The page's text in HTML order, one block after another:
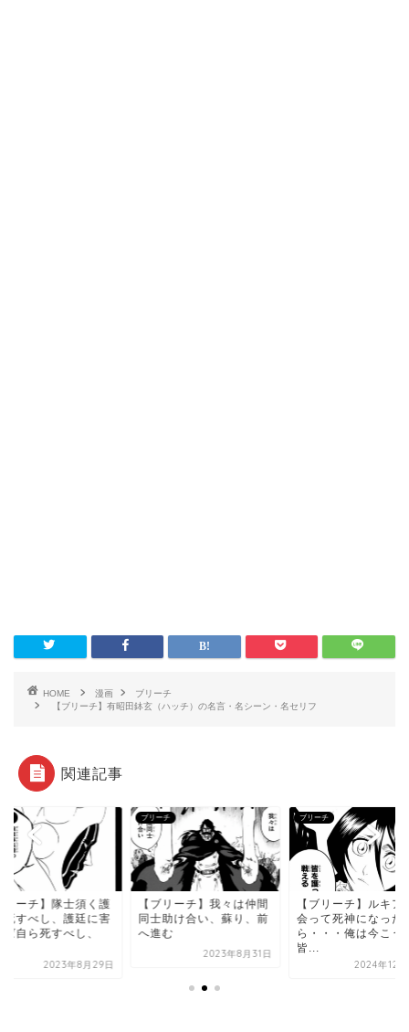
HOME 漫画
ブリーチ
【ブリーチ】有昭田鉢玄（ハッチ）の名言・名シーン・名セリフ
関連記事
リーチ】隊士須く護
死すべし、護廷に害
ば自ら死すべし、
2023年8月29日
ブリーチ
【ブリーチ】我々は仲間
同士助け合い、蘇り、前
へ進む
2023年8月31日
ブリーチ
【ブリーチ】ルキア
会って死神になった
ら・・・俺は今こう
皆...
2024年12